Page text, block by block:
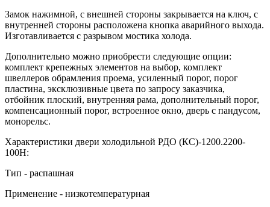
Замок нажимной, с внешней стороны закрывается на ключ, с
внутренней стороны расположена кнопка аварийного выхода.
Изготавливается с разрывом мостика холода.
Дополнительно можно приобрести следующие опции:
комплект крепежных элементов на выбор, комплект
швеллеров обрамления проема, усиленный порог, порог
пластина, эксклюзивные цвета по запросу заказчика,
отбойник плоский, внутренняя рама, дополнительный порог,
компенсационный порог, встроенное окно, дверь с пандусом,
монорельс.
Характеристики двери холодильной РДО (КС)-1200.2200-
100Н:
Тип - распашная
Применение - низкотемпературная